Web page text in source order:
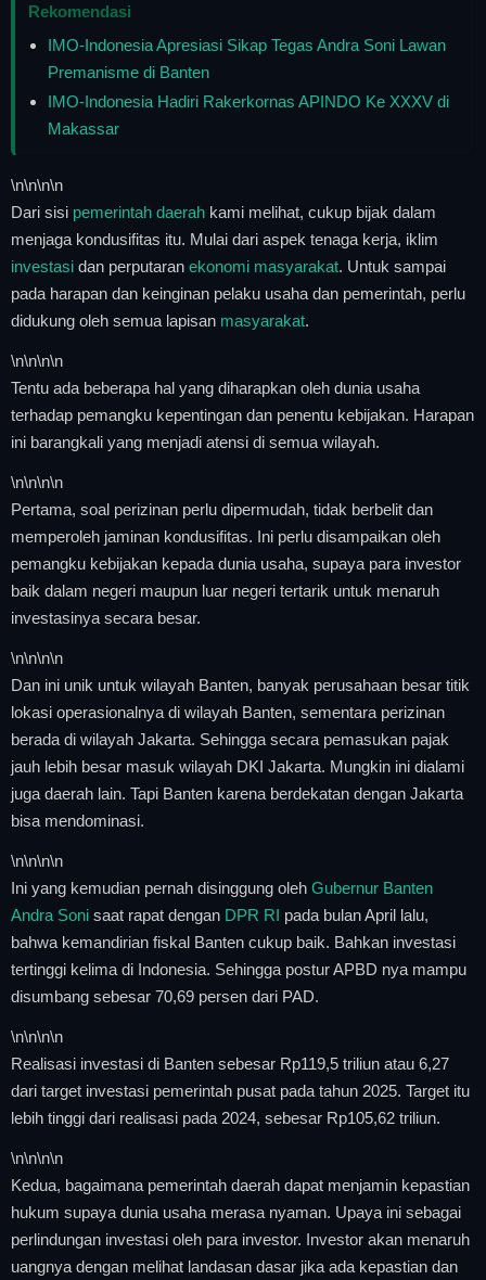
Rekomendasi
IMO-Indonesia Apresiasi Sikap Tegas Andra Soni Lawan
Premanisme di Banten
IMO-Indonesia Hadiri Rakerkornas APINDO Ke XXXV di
Makassar
\n\n\n\n
Dari sisi pemerintah daerah kami melihat, cukup bijak dalam
menjaga kondusifitas itu. Mulai dari aspek tenaga kerja, iklim
investasi dan perputaran ekonomi masyarakat. Untuk sampai
pada harapan dan keinginan pelaku usaha dan pemerintah, perlu
didukung oleh semua lapisan masyarakat.
\n\n\n\n
Tentu ada beberapa hal yang diharapkan oleh dunia usaha
terhadap pemangku kepentingan dan penentu kebijakan. Harapan
ini barangkali yang menjadi atensi di semua wilayah.
\n\n\n\n
Pertama, soal perizinan perlu dipermudah, tidak berbelit dan
memperoleh jaminan kondusifitas. Ini perlu disampaikan oleh
pemangku kebijakan kepada dunia usaha, supaya para investor
baik dalam negeri maupun luar negeri tertarik untuk menaruh
investasinya secara besar.
\n\n\n\n
Dan ini unik untuk wilayah Banten, banyak perusahaan besar titik
lokasi operasionalnya di wilayah Banten, sementara perizinan
berada di wilayah Jakarta. Sehingga secara pemasukan pajak
jauh lebih besar masuk wilayah DKI Jakarta. Mungkin ini dialami
juga daerah lain. Tapi Banten karena berdekatan dengan Jakarta
bisa mendominasi.
\n\n\n\n
Ini yang kemudian pernah disinggung oleh Gubernur Banten
Andra Soni saat rapat dengan DPR RI pada bulan April lalu,
bahwa kemandirian fiskal Banten cukup baik. Bahkan investasi
tertinggi kelima di Indonesia. Sehingga postur APBD nya mampu
disumbang sebesar 70,69 persen dari PAD.
\n\n\n\n
Realisasi investasi di Banten sebesar Rp119,5 triliun atau 6,27
dari target investasi pemerintah pusat pada tahun 2025. Target itu
lebih tinggi dari realisasi pada 2024, sebesar Rp105,62 triliun.
\n\n\n\n
Kedua, bagaimana pemerintah daerah dapat menjamin kepastian
hukum supaya dunia usaha merasa nyaman. Upaya ini sebagai
perlindungan investasi oleh para investor. Investor akan menaruh
uangnya dengan melihat landasan dasar jika ada kepastian dan